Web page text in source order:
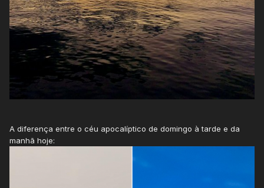
A diferença entre o céu apocalíptico de domingo à tarde e da
manhã hoje: